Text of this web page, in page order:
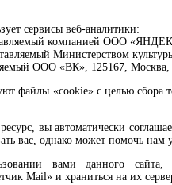
сервисы веб-аналитики:
компанией ООО
Министерством
ООО «ВК», 125167, Москва,
файлы «cookie» с целью сбора
вы автоматически
вас, однако может помочь нам
вами данного сайта,
Mail» и храниться на их